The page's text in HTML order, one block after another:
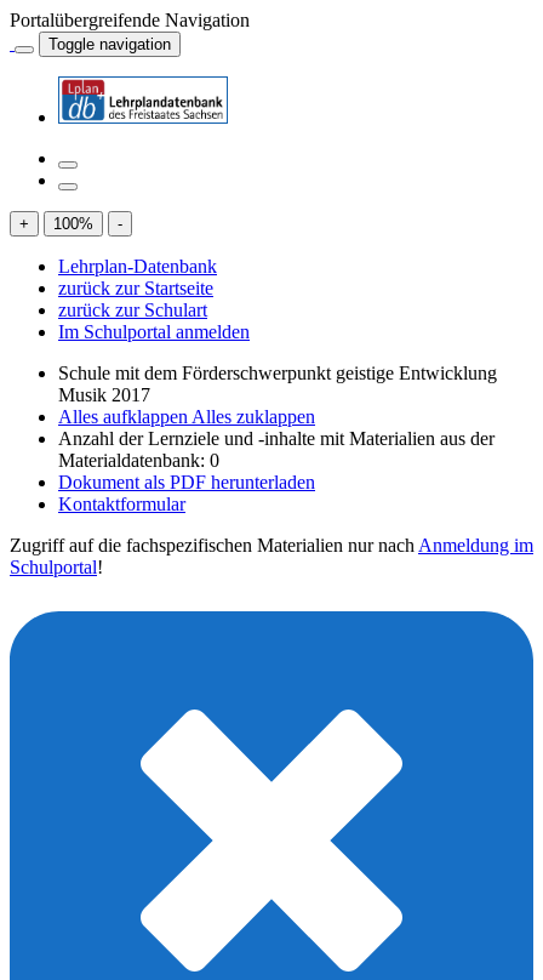
Portalübergreifende Navigation
Toggle navigation
+ 100% -
Lehrplan-Datenbank
zurück zur Startseite
zurück zur Schulart
Im Schulportal anmelden
Schule mit dem Förderschwerpunkt geistige Entwicklung
Musik 2017
Alles aufklappen Alles zuklappen
Anzahl der Lernziele und -inhalte mit Materialien aus der
Materialdatenbank: 0
Dokument als PDF herunterladen
Kontaktformular
Zugriff auf die fachspezifischen Materialien nur nach Anmeldung im
Schulportal!